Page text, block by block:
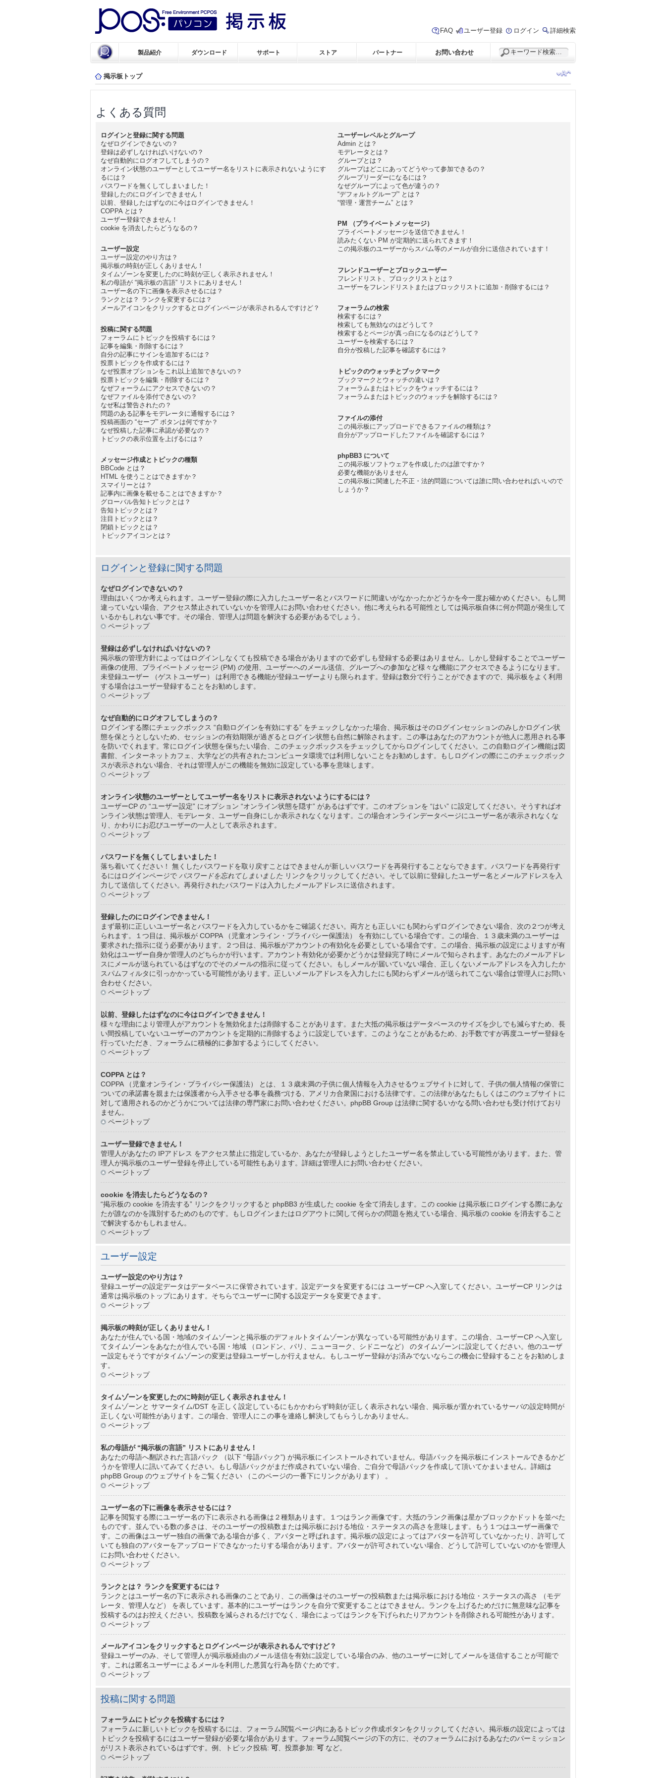
FAQ ユーザー登録 ログイン 詳細検索
製品紹介 ダウンロード サポート ストア パートナー お問い合わせ
掲示板トップ
よくある質問
ログインと登録に関する問題
なぜログインできないの？
登録は必ずしなければいけないの？
なぜ自動的にログオフしてしまうの？
オンライン状態のユーザーとしてユーザー名をリストに表示されないようにす
るには？
パスワードを無くしてしまいました！
登録したのにログインできません！
以前、登録したはずなのに今はログインできません！
COPPA とは？
ユーザー登録できません！
cookie を消去したらどうなるの？
ユーザー設定
ユーザー設定のやり方は？
掲示板の時刻が正しくありません！
タイムゾーンを変更したのに時刻が正しく表示されません！
私の母語が “掲示板の言語” リストにありません！
ユーザー名の下に画像を表示させるには？
ランクとは？ ランクを変更するには？
メールアイコンをクリックするとログインページが表示されるんですけど？
投稿に関する問題
フォーラムにトピックを投稿するには？
記事を編集・削除するには？
自分の記事にサインを追加するには？
投票トピックを作成するには？
なぜ投票オプションをこれ以上追加できないの？
投票トピックを編集・削除するには？
なぜフォーラムにアクセスできないの？
なぜファイルを添付できないの？
なぜ私は警告されたの？
問題のある記事をモデレータに通報するには？
投稿画面の “セーブ” ボタンは何ですか？
なぜ投稿した記事に承認が必要なの？
トピックの表示位置を上げるには？
メッセージ作成とトピックの種類
BBCode とは？
HTML を使うことはできますか？
スマイリーとは？
記事内に画像を載せることはできますか？
グローバル告知トピックとは？
告知トピックとは？
注目トピックとは？
閉鎖トピックとは？
トピックアイコンとは？
ユーザーレベルとグループ
Admin とは？
モデレータとは？
グループとは？
グループはどこにあってどうやって参加できるの？
グループリーダーになるには？
なぜグループによって色が違うの？
“デフォルトグループ” とは？
“管理・運営チーム” とは？
PM （プライベートメッセージ）
プライベートメッセージを送信できません！
読みたくない PM が定期的に送られてきます！
この掲示板のユーザーからスパム等のメールが自分に送信されています！
フレンドユーザーとブロックユーザー
フレンドリスト、ブロックリストとは？
ユーザーをフレンドリストまたはブロックリストに追加・削除するには？
フォーラムの検索
検索するには？
検索しても無効なのはどうして？
検索するとページが真っ白になるのはどうして？
ユーザーを検索するには？
自分が投稿した記事を確認するには？
トピックのウォッチとブックマーク
ブックマークとウォッチの違いは？
フォーラムまたはトピックをウォッチするには？
フォーラムまたはトピックのウォッチを解除するには？
ファイルの添付
この掲示板にアップロードできるファイルの種類は？
自分がアップロードしたファイルを確認するには？
phpBB3 について
この掲示板ソフトウェアを作成したのは誰ですか？
必要な機能がありません
この掲示板に関連した不正・法的問題については誰に問い合わせればいいので
しょうか？
ログインと登録に関する問題
なぜログインできないの？
理由はいくつか考えられます。ユーザー登録の際に入力したユーザー名とパスワードに間違いがなかったかどうかを今一度お確かめください。もし間
違っていない場合、アクセス禁止されていないかを管理人にお問い合わせください。他に考えられる可能性としては掲示板自体に何か問題が発生して
いるかもしれない事です。その場合、管理人は問題を解決する必要があるでしょう。
ページトップ
登録は必ずしなければいけないの？
掲示板の管理方針によってはログインしなくても投稿できる場合がありますので必ずしも登録する必要はありません。しかし登録することでユーザー
画像の使用、プライベートメッセージ (PM) の使用、ユーザーへのメール送信、グループへの参加など様々な機能にアクセスできるようになります。
未登録ユーザー （ゲストユーザー） は利用できる機能が登録ユーザーよりも限られます。登録は数分で行うことができますので、掲示板をよく利用
する場合はユーザー登録することをお勧めします。
ページトップ
なぜ自動的にログオフしてしまうの？
ログインする際にチェックボックス “自動ログインを有効にする” をチェックしなかった場合、掲示板はそのログインセッションのみしかログイン状
態を保とうとしないため、セッションの有効期限が過ぎるとログイン状態も自然に解除されます。この事はあなたのアカウントが他人に悪用される事
を防いでくれます。常にログイン状態を保ちたい場合、このチェックボックスをチェックしてからログインしてください。この自動ログイン機能は図
書館、インターネットカフェ、大学などの共有されたコンピュータ環境では利用しないことをお勧めします。もしログインの際にこのチェックボック
スが表示されない場合、それは管理人がこの機能を無効に設定している事を意味します。
ページトップ
オンライン状態のユーザーとしてユーザー名をリストに表示されないようにするには？
ユーザーCP の “ユーザー設定” にオプション “オンライン状態を隠す” があるはずです。このオプションを “はい” に設定してください。そうすればオ
ンライン状態は管理人、モデレータ、ユーザー自身にしか表示されなくなります。この場合オンラインデータページにユーザー名が表示されなくな
り、かわりにお忍びユーザーの一人として表示されます。
ページトップ
パスワードを無くしてしまいました！
落ち着いてください！ 無くしたパスワードを取り戻すことはできませんが新しいパスワードを再発行することならできます。パスワードを再発行す
るにはログインページで パスワードを忘れてしまいました リンクをクリックしてください。そして以前に登録したユーザー名とメールアドレスを入
力して送信してください。再発行されたパスワードは入力したメールアドレスに送信されます。
ページトップ
登録したのにログインできません！
まず最初に正しいユーザー名とパスワードを入力しているかをご確認ください。両方とも正しいにも関わらずログインできない場合、次の２つが考え
られます。１つ目は、掲示板が COPPA （児童オンライン・プライバシー保護法） を有効にしている場合です。この場合、１３歳未満のユーザーは
要求された指示に従う必要があります。２つ目は、掲示板がアカウントの有効化を必要としている場合です。この場合、掲示板の設定によりますが有
効化はユーザー自身か管理人のどちらかが行います。アカウント有効化が必要かどうかは登録完了時にメールで知らされます。あなたのメールアドレ
スにメールが送られているはずなのでそのメールの指示に従ってください。もしメールが届いていない場合、正しくないメールアドレスを入力したか
スパムフィルタに引っかかっている可能性があります。正しいメールアドレスを入力したにも関わらずメールが送られてこない場合は管理人にお問い
合わせください。
ページトップ
以前、登録したはずなのに今はログインできません！
様々な理由により管理人がアカウントを無効化または削除することがあります。また大抵の掲示板はデータベースのサイズを少しでも減らすため、長
い間投稿していないユーザーのアカウントを定期的に削除するように設定しています。このようなことがあるため、お手数ですが再度ユーザー登録を
行っていただき、フォーラムに積極的に参加するようにしてください。
ページトップ
COPPA とは？
COPPA （児童オンライン・プライバシー保護法） とは、１３歳未満の子供に個人情報を入力させるウェブサイトに対して、子供の個人情報の保管に
ついての承諾書を親または保護者から入手させる事を義務づける、アメリカ合衆国における法律です。この法律があなたもしくはこのウェブサイトに
対して適用されるのかどうかについては法律の専門家にお問い合わせください。phpBB Group は法律に関するいかなる問い合わせも受け付けており
ません。
ページトップ
ユーザー登録できません！
管理人があなたの IPアドレス をアクセス禁止に指定しているか、あなたが登録しようとしたユーザー名を禁止している可能性があります。また、管
理人が掲示板のユーザー登録を停止している可能性もあります。詳細は管理人にお問い合わせください。
ページトップ
cookie を消去したらどうなるの？
“掲示板の cookie を消去する” リンクをクリックすると phpBB3 が生成した cookie を全て消去します。この cookie は掲示板にログインする際にあな
たが誰なのかを識別するためのものです。もしログインまたはログアウトに関して何らかの問題を抱えている場合、掲示板の cookie を消去すること
で解決するかもしれません。
ページトップ
ユーザー設定
ユーザー設定のやり方は？
登録ユーザーの設定データはデータベースに保管されています。設定データを変更するには ユーザーCP へ入室してください。ユーザーCP リンクは
通常は掲示板のトップにあります。そちらでユーザーに関する設定データを変更できます。
ページトップ
掲示板の時刻が正しくありません！
あなたが住んでいる国・地域のタイムゾーンと掲示板のデフォルトタイムゾーンが異なっている可能性があります。この場合、ユーザーCP へ入室し
てタイムゾーンをあなたが住んでいる国・地域 （ロンドン、パリ、ニューヨーク、シドニーなど） のタイムゾーンに設定してください。他のユーザ
ー設定もそうですがタイムゾーンの変更は登録ユーザーしか行えません。もしユーザー登録がお済みでないならこの機会に登録することをお勧めしま
す。
ページトップ
タイムゾーンを変更したのに時刻が正しく表示されません！
タイムゾーンと サマータイム/DST を正しく設定しているにもかかわらず時刻が正しく表示されない場合、掲示板が置かれているサーバの設定時間が
正しくない可能性があります。この場合、管理人にこの事を連絡し解決してもらうしかありません。
ページトップ
私の母語が “掲示板の言語” リストにありません！
あなたの母語へ翻訳された言語パック （以下 “母語パック”) が掲示板にインストールされていません。母語パックを掲示板にインストールできるかど
うかを管理人に訊いてみてください。もし母語パックがまだ作成されていない場合、ご自分で母語パックを作成して頂いてかまいません。詳細は
phpBB Group のウェブサイトをご覧ください （このページの一番下にリンクがあります） 。
ページトップ
ユーザー名の下に画像を表示させるには？
記事を閲覧する際にユーザー名の下に表示される画像は２種類あります。１つはランク画像です。大抵のランク画像は星かブロックかドットを並べた
ものです。並んでいる数の多さは、そのユーザーの投稿数または掲示板における地位・ステータスの高さを意味します。もう１つはユーザー画像で
す。この画像はユーザー独自の画像である場合が多く、アバターと呼ばれます。掲示板の設定によってはアバターを許可していなかったり、許可して
いても独自のアバターをアップロードできなかったりする場合があります。アバターが許可されていない場合、どうして許可していないのかを管理人
にお問い合わせください。
ページトップ
ランクとは？ ランクを変更するには？
ランクとはユーザー名の下に表示される画像のことであり、この画像はそのユーザーの投稿数または掲示板における地位・ステータスの高さ （モデ
レータ、管理人など） を表しています。基本的にユーザーはランクを自分で変更することはできません。ランクを上げるためだけに無意味な記事を
投稿するのはお控えください。投稿数を減らされるだけでなく、場合によってはランクを下げられたりアカウントを削除される可能性があります。
ページトップ
メールアイコンをクリックするとログインページが表示されるんですけど？
登録ユーザーのみ、そして管理人が掲示板経由のメール送信を有効に設定している場合のみ、他のユーザーに対してメールを送信することが可能で
す。これは匿名ユーザーによるメールを利用した悪質な行為を防ぐためです。
ページトップ
投稿に関する問題
フォーラムにトピックを投稿するには？
フォーラムに新しいトピックを投稿するには、フォーラム閲覧ページ内にあるトピック作成ボタンをクリックしてください。掲示板の設定によっては
トピックを投稿するにはユーザー登録が必要な場合があります。フォーラム閲覧ページの下の方に、そのフォーラムにおけるあなたのパーミッション
がリスト表示されているはずです。例、トピック投稿: 可 、投票参加: 可 など。
ページトップ